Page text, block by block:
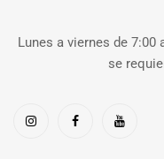
Lunes a viernes de 7:00
se